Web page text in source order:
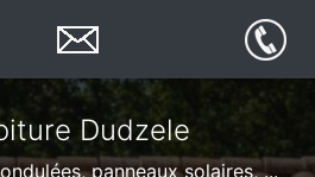
Dudzele
panneaux solaires, ...